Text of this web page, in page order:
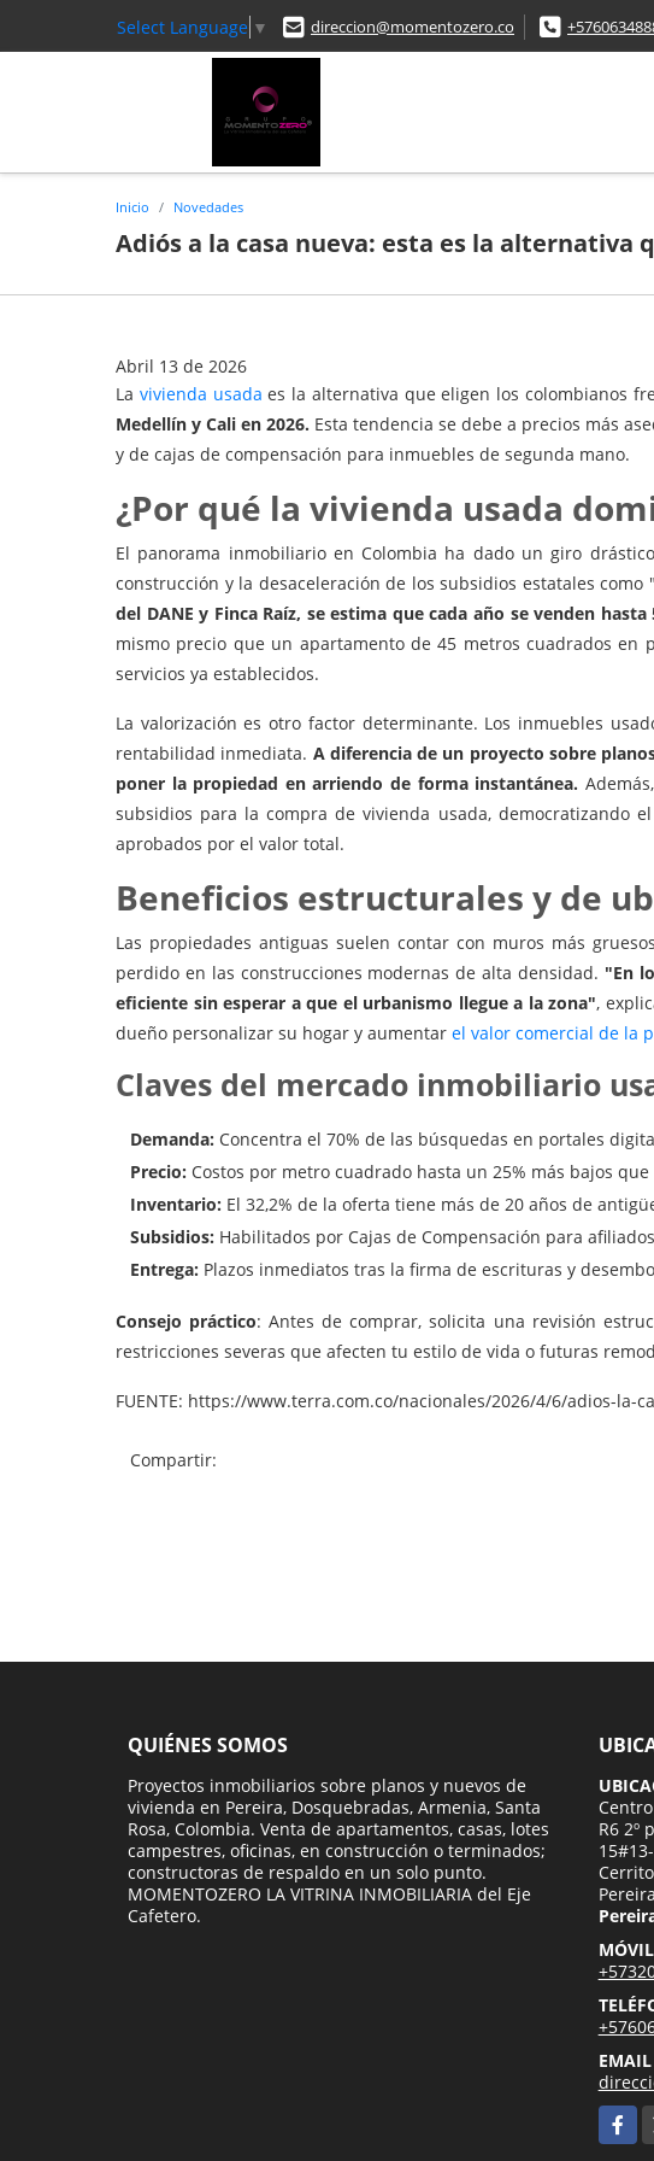
Select Language ▼ direccion@momentozero.co
Inicio Novedades
Adiós a la casa nueva: esta es la alternativa
Abril 13 de 2026
La vivienda usada es la alternativa que eligen los colombianos
Medellín y Cali en 2026. Esta tendencia se debe a precios más
y de cajas de compensación para inmuebles de segunda mano.
¿Por qué la vivienda usada
El panorama inmobiliario en Colombia ha dado un giro
construcción y la desaceleración de los subsidios estatales
del DANE y Finca Raíz, se estima que cada año se venden
mismo precio que un apartamento de 45 metros cuadrados
servicios ya establecidos.
La valorización es otro factor determinante. Los inmuebles
rentabilidad inmediata. A diferencia de un proyecto sobre
poner la propiedad en arriendo de forma instantánea.
subsidios para la compra de vivienda usada, democratizando
aprobados por el valor total.
Beneficios estructurales y de
Las propiedades antiguas suelen contar con muros más
perdido en las construcciones modernas de alta densidad. "En
eficiente sin esperar a que el urbanismo llegue a la zona",
dueño personalizar su hogar y aumentar el valor comercial de la
Claves del mercado inmobiliario
Demanda: Concentra el 70% de las búsquedas en portales
Precio: Costos por metro cuadrado hasta un 25% más bajos que
Inventario: El 32,2% de la oferta tiene más de 20 años de
Subsidios: Habilitados por Cajas de Compensación para
Entrega: Plazos inmediatos tras la firma de escrituras y
Consejo práctico: Antes de comprar, solicita una revisión
restricciones severas que afecten tu estilo de vida o futuras
FUENTE: https://www.terra.com.co/nacionales/2026/4/6/adios-
Compartir:
QUIÉNES SOMOS
Proyectos inmobiliarios sobre planos y nuevos de
vivienda en Pereira, Dosquebradas, Armenia, Santa
Rosa, Colombia. Venta de apartamentos, casas, lotes
campestres, oficinas, en construcción o terminados;
constructoras de respaldo en un solo punto.
MOMENTOZERO LA VITRINA INMOBILIARIA del Eje
Cafetero.
R6 2º
Pereira
MÓVIL
EMAIL